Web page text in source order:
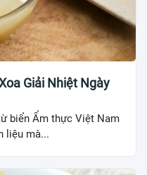
Giải Nhiệt Ngày
biển Ẩm thực Việt Nam
liệu mà...